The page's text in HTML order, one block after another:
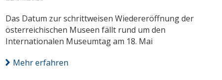
Das Datum zur schrittweisen Wiedereröffnung der
österreichischen Museen fällt rund um den
Internationalen Museumtag am 18. Mai
Mehr erfahren